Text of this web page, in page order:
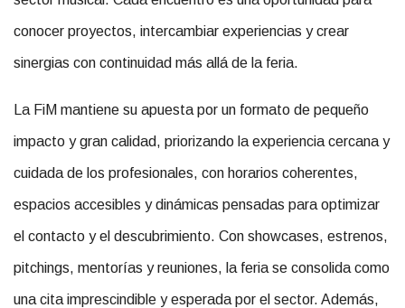
conocer proyectos, intercambiar experiencias y crear
sinergias con continuidad más allá de la feria.
La FiM mantiene su apuesta por un formato de pequeño
impacto y gran calidad, priorizando la experiencia cercana y
cuidada de los profesionales, con horarios coherentes,
espacios accesibles y dinámicas pensadas para optimizar
el contacto y el descubrimiento. Con showcases, estrenos,
pitchings, mentorías y reuniones, la feria se consolida como
una cita imprescindible y esperada por el sector. Además,